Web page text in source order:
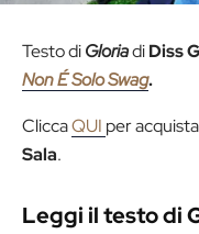
Testo diGloriadiDiss
Non É Solo Swag.
CliccaQUI per
Sala.
Leggi il testo di